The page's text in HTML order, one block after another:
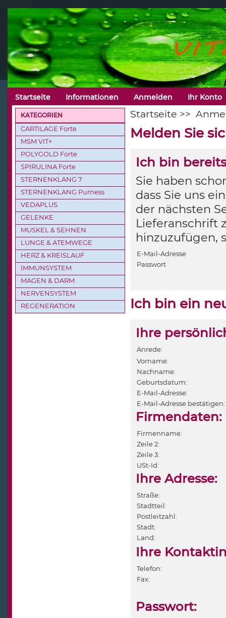
Startseite >>
Melden Sie
Ich bin
Sie haben
dass Sie uns
der nächsten
Lieferanschrift
hinzuzufügen,
E-Mail-Adresse
Passwort
Ich bin ein
Ihre
Anrede:
Vorname:
Nachname:
Geburtsdatum:
E-Mail-Adresse:
E-Mail-Adresse bestätigen:
Firmendaten:
Firmenname:
Zeile 2:
Zeile 3:
USt-Id:
Ihre Adresse:
Straße:
Stadtteil:
Postleitzahl:
Stadt:
Land:
Ihre
Telefon:
Fax:
Passwort:
KATEGORIEN
CARTILAGE Forte
MSM VIT+
POLYGOLD Forte
SPIRULINA Forte
STERNENKLANG 7
STERNENKLANG Purness
VEDAPLUS
GELENKE
MUSKEL & SEHNEN
LUNGE & ATEMWEGE
HERZ & KREISLAUF
IMMUNSYSTEM
MAGEN & DARM
NERVENSYSTEM
REGENERATION
Startseite Informationen Anmelden Ihr Konto